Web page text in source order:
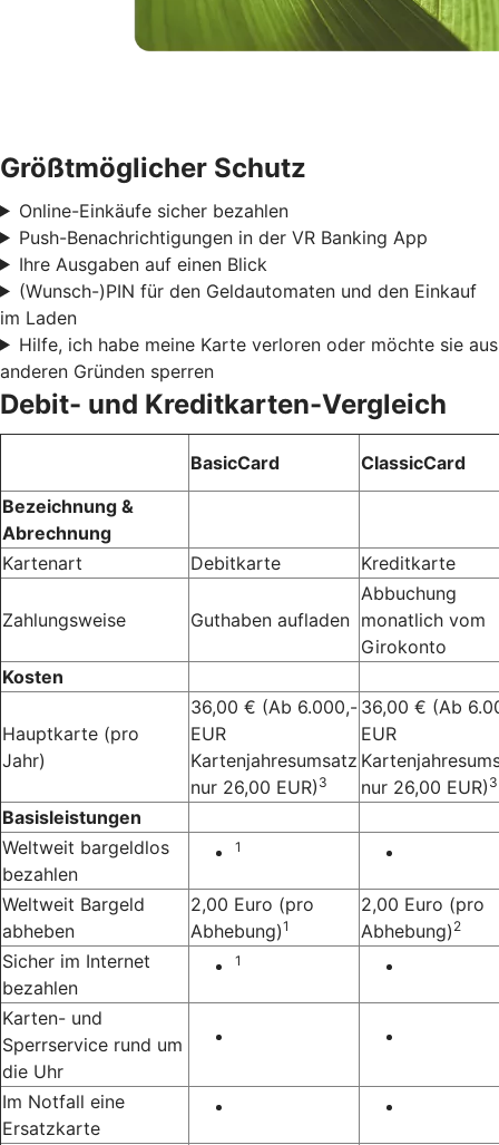
Größtmöglicher Schutz
Online-Einkäufe sicher bezahlen
Push-Benachrichtigungen in der VR Banking App
Ihre Ausgaben auf einen Blick
(Wunsch-)PIN für den Geldautomaten und den Einkauf
im Laden
Hilfe, ich habe meine Karte verloren oder möchte sie aus
anderen Gründen sperren
Debit- und Kreditkarten-Vergleich
BasicCard
ClassicCard
Bezeichnung &
Abrechnung
Kartenart
Debitkarte Kreditkarte
Zahlungsweise Guthaben aufladen
Abbuchung
monatlich vom
Girokonto
Kosten
Hauptkarte (pro
Jahr)
36,00 € (Ab 6.000,-
EUR
Kartenjahresumsatz
nur 26,00 EUR) 3
36,00 € (Ab
EUR
nur 26,00 EUR) 3
Basisleistungen
Weltweit bargeldlos
bezahlen
1
Weltweit Bargeld
abheben
2,00 Euro (pro
Abhebung)1
2,00 Euro (pro
Abhebung) 2
Sicher im Internet
bezahlen
1
Karten- und
Sperrservice rund um
die Uhr
Im Notfall eine
Ersatzkarte